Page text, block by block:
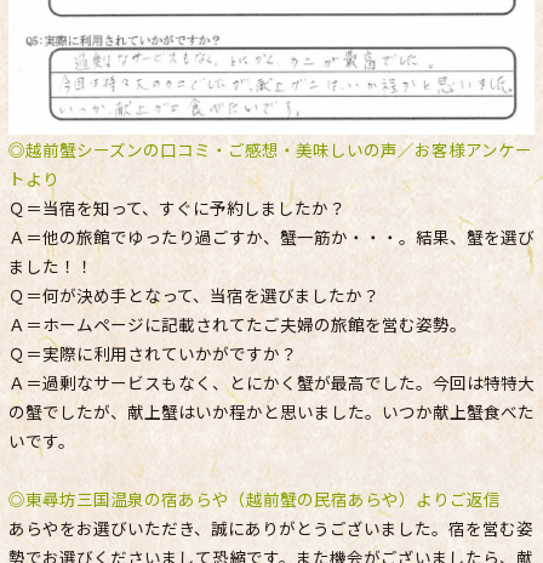
◎越前蟹シーズンの口コミ・ご感想・美味しいの声／お客様アンケー
トより
Ｑ＝当宿を知って、すぐに予約しましたか？
Ａ＝他の旅館でゆったり過ごすか、蟹一筋か・・・。結果、蟹を選び
ました！！
Ｑ＝何が決め手となって、当宿を選びましたか？
Ａ＝ホームページに記載されてたご夫婦の旅館を営む姿勢。
Ｑ＝実際に利用されていかがですか？
Ａ＝過剰なサービスもなく、とにかく蟹が最高でした。今回は特特大
の蟹でしたが、献上蟹はいか程かと思いました。いつか献上蟹食べた
いです。
◎東尋坊三国温泉の宿あらや（越前蟹の民宿あらや）よりご返信
あらやをお選びいただき、誠にありがとうございました。宿を営む姿
勢でお選びくださいまして恐縮です。また機会がございましたら、献